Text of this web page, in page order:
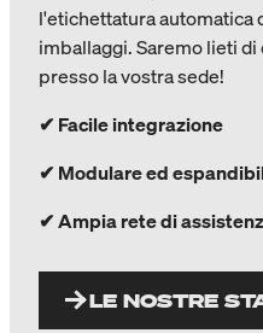
l'etichettatura automatica
imballaggi. Saremo lieti
presso la vostra sede!
✔ Facile integrazione
✔ Modulare ed
✔ Ampia rete di
LE NOSTRE